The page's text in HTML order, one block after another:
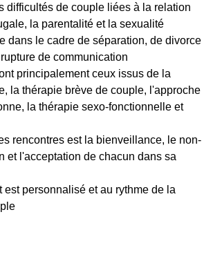
difficultés de couple liées à la relation
la parentalité et la sexualité
dans le cadre de séparation, de divorce
de communication
principalement ceux issus de la
la thérapie brève de couple, l'approche
la thérapie sexo-fonctionnelle et
rencontres est la bienveillance, le non-
et l'acceptation de chacun dans sa
est personnalisé et au rythme de la